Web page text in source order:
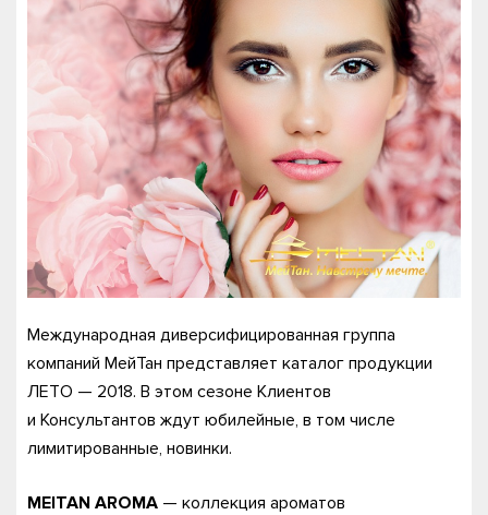
Международная диверсифицированная группа
компаний МейТан представляет каталог продукции
ЛЕТО — 2018. В этом сезоне Клиентов
и Консультантов ждут юбилейные, в том числе
лимитированные, новинки.
MEITAN AROMA — коллекция ароматов